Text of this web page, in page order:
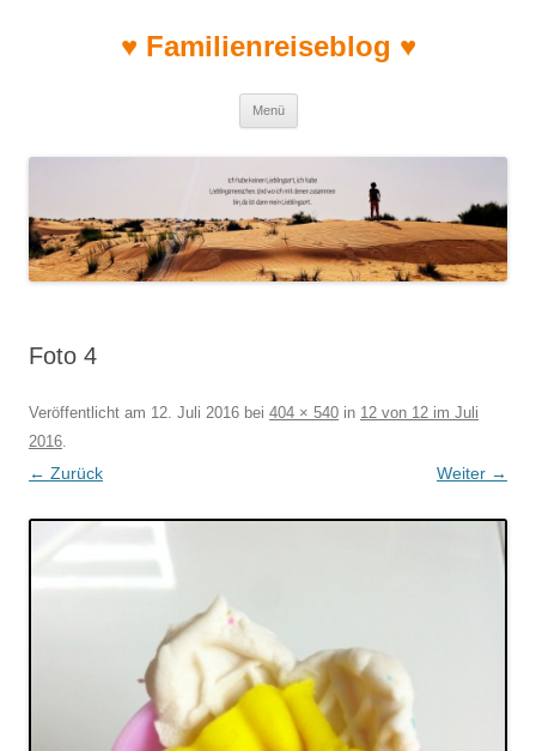
♥ Familienreiseblog ♥
Menü
Foto 4
Veröffentlicht am 12. Juli 2016 bei 404 × 540 in 12 von 12 im Juli
2016.
← Zurück Weiter →